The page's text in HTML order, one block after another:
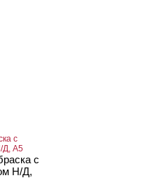
с
Н/Д,